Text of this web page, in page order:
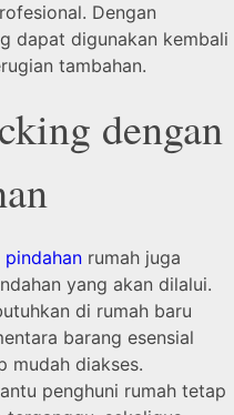
Dengan
dapat digunakan kembali
tambahan.
dengan
rumah juga
yang akan dilalui.
di rumah baru
barang esensial
mudah diakses.
penghuni rumah tetap